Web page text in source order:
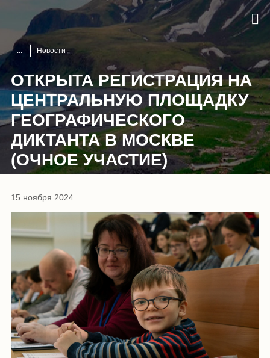
Новости
ОТКРЫТА РЕГИСТРАЦИЯ НА
ЦЕНТРАЛЬНУЮ ПЛОЩАДКУ
ГЕОГРАФИЧЕСКОГО
ДИКТАНТА В МОСКВЕ
(ОЧНОЕ УЧАСТИЕ)
15 ноября 2024